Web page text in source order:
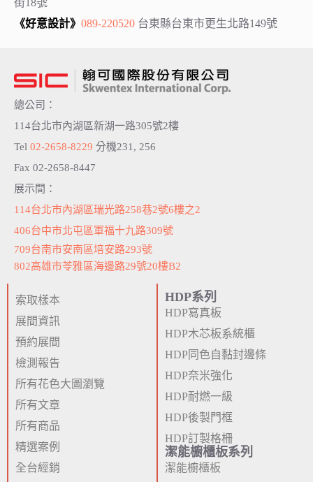
街18號
《好意設計》 089-220520 台東縣台東市更生北路149號
總公司：
114台北市內湖區新湖一路305號2樓
Tel 02-2658-8229 分機231, 256
Fax 02-2658-8447
展示間：
114台北市內湖區瑞光路258巷2號6樓之2
406台中市北屯區軍福十九路309號
709台南市安南區培安路293號
802高雄市苓雅區海邊路29號20樓B2
索取樣本
展間資訊
預約展間
檢測報告
所有花色大圖瀏覽
所有文章
所有商品
精選案例
全台經銷
HDP系列
HDP寫真板
HDP木芯板系統櫃
HDP同色自黏封邊條
HDP奈米強化
HDP耐燃一級
HDP後製門框
HDP訂製格柵
潔能櫥櫃板系列
潔能櫥櫃板